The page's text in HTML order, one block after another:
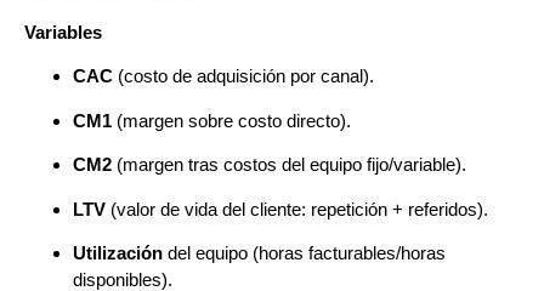
Variables
CAC (costo de adquisición por canal).
CM1 (margen sobre costo directo).
CM2 (margen tras costos del equipo fijo/variable).
LTV (valor de vida del cliente: repetición + referidos).
Utilización del equipo (horas facturables/horas
disponibles).